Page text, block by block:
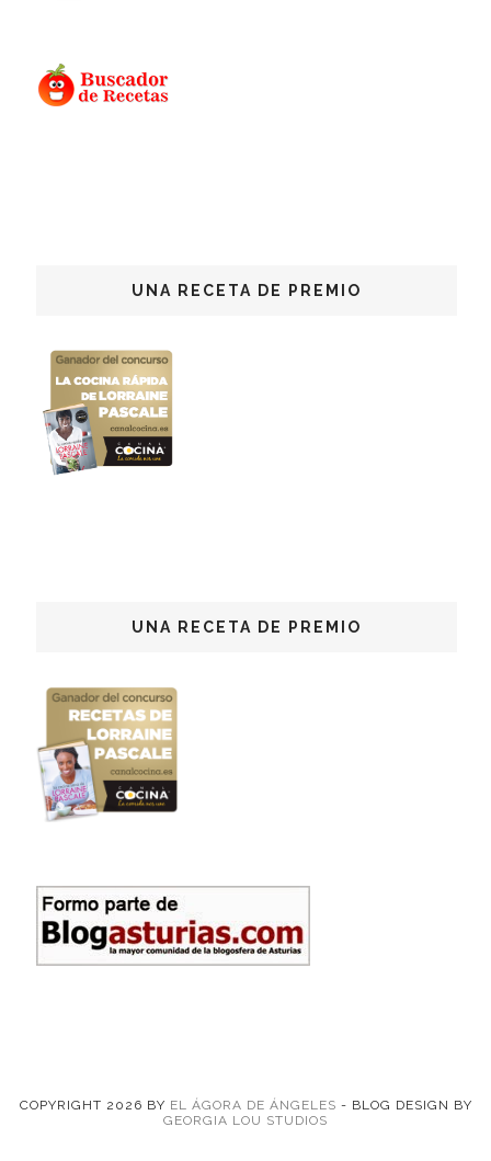
UNA RECETA DE PREMIO
UNA RECETA DE PREMIO
COPYRIGHT 2026 BY EL ÁGORA DE ÁNGELES - BLOG DESIGN BY
GEORGIA LOU STUDIOS